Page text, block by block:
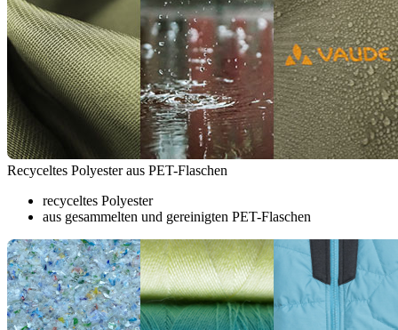
Recyceltes Polyester aus PET-Flaschen
recyceltes Polyester
aus gesammelten und gereinigten PET-Flaschen